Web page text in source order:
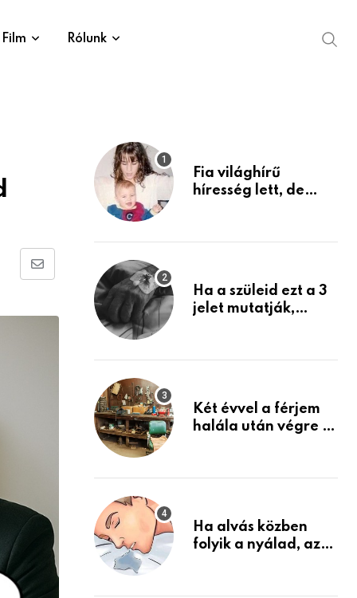
Film Rólunk
Share
Email
Fia világhírű
híresség lett, de
mint azt el tudnád
Ha a szüleid ezt a 3
jelet mutatják,
Készülj fel arra, ami
Két évvel a férjem
halála után végre át
holmiját – amit
életemet
Ha alvás közben
folyik a nyálad, az